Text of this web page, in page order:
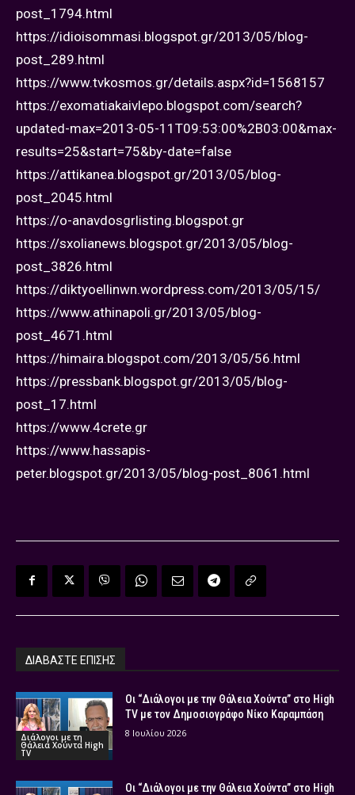
post_1794.html
https://idioisommasi.blogspot.gr/2013/05/blog-
post_289.html
https://www.tvkosmos.gr/details.aspx?id=1568157
https://exomatiakaivlepo.blogspot.com/search?
updated-max=2013-05-11T09:53:00%2B03:00&max-
results=25&start=75&by-date=false
https://attikanea.blogspot.gr/2013/05/blog-
post_2045.html
https://o-anavdosgrlisting.blogspot.gr
https://sxolianews.blogspot.gr/2013/05/blog-
post_3826.html
https://diktyoellinwn.wordpress.com/2013/05/15/
https://www.athinapoli.gr/2013/05/blog-
post_4671.html
https://himaira.blogspot.com/2013/05/56.html
https://pressbank.blogspot.gr/2013/05/blog-
post_17.html
https://www.4crete.gr
https://www.hassapis-
peter.blogspot.gr/2013/05/blog-post_8061.html
ΔΙΑΒΑΣΤΕ ΕΠΙΣΗΣ
Διάλογοι με τη
Θάλεια Χούντα High
TV
Οι “Διάλογοι με την Θάλεια Χούντα” στο High
TV με τον Δημοσιογράφο Νίκο Καραμπάση
8 Ιουλίου 2026
Οι “Διάλογοι με την Θάλεια Χούντα” στο High